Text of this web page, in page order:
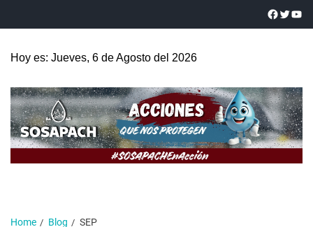
Hoy es: Jueves, 6 de Agosto del 2026
Home Blog SEP